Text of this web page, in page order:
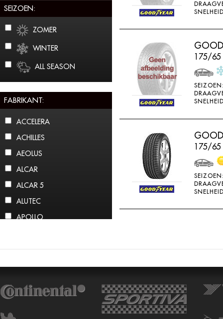
SEIZOEN:
ZOMER
WINTER
ALL SEASON
FABRIKANT:
ACCELERA
ACHILLES
AEOLUS
ALCAR
ALCAR 5
ALUTEC
APOLLO
ARROWSPEED
ATLAS
AUTOGREEN
175/65
175/65